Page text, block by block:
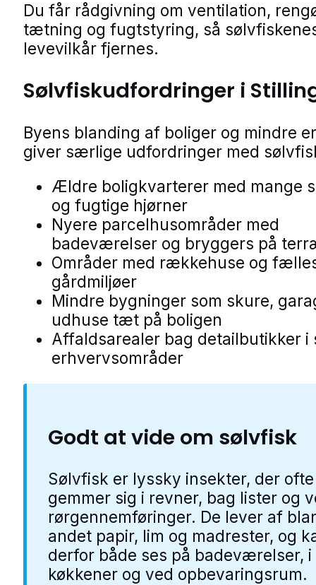
Du får rådgivning om ventilation,
tætning og fugtstyring, så
levevilkår fjernes.
Sølvfiskudfordringer i
Byens blanding af boliger og mindre
giver særlige udfordringer med
Ældre boligkvarterer med mange
og fugtige hjørner
Nyere parcelhusområder med
badeværelser og bryggers på
Områder med rækkehuse og
gårdmiljøer
Mindre bygninger som skure,
udhuse tæt på boligen
Affaldsarealer bag detailbutikker i
erhvervsområder
Godt at vide om sølvfisk
Sølvfisk er lyssky insekter, der ofte
gemmer sig i revner, bag lister og
rørgennemføringer. De lever af
andet papir, lim og madrester, og
derfor både ses på badeværelser, i
køkkener og ved opbevaringsrum.